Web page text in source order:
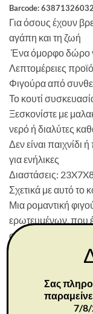
Barcode:
Για όσους έχουν
αγάπη και τη ζωή
Ένα όμορφο δώρο
Λεπτομέρειες
Φιγούρα από
Το κουτί
Ξεσκονίστε με
νερό ή διαλύτες
Δεν είναι παιχνίδι
για ενήλικες
Διαστάσεις:
Σχετικά με αυτό το
Μια ρομαντική
ερωτευμένων, που
στη ζωή. Η στάση
ζευγάρι που
δώρο γάμου,
Βαλεντίνου, που
Σας
7/8/